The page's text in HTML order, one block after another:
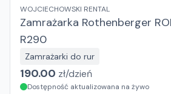
WOJCIECHOWSKI RENTAL
Zamrażarka Rothenberger
R290
Zamrażarki do rur
190.00 zł/dzień
Dostępność aktualizowana na żywo